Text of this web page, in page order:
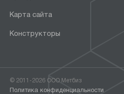
Карта сайта
Конструкторы
© 2011-2026 ООО Метбиз
Политика конфиденциальности